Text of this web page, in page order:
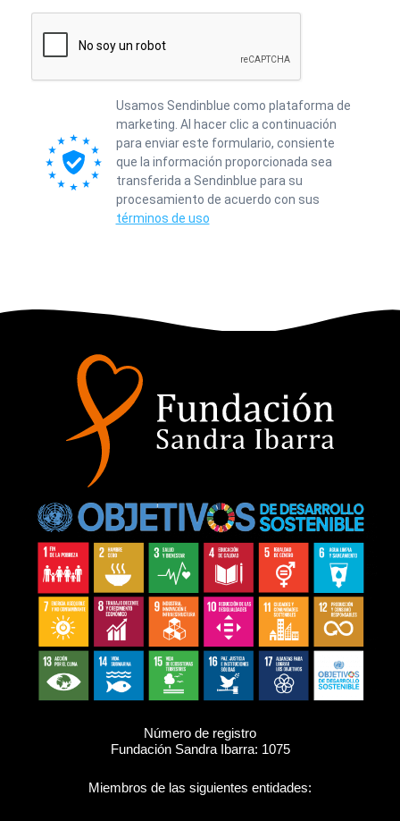
Usamos Sendinblue como plataforma de
marketing. Al hacer clic a continuación
para enviar este formulario, consiente
que la información proporcionada sea
transferida a Sendinblue para su
procesamiento de acuerdo con sus
términos de uso
Número de registro
Fundación Sandra Ibarra: 1075
Miembros de las siguientes entidades: